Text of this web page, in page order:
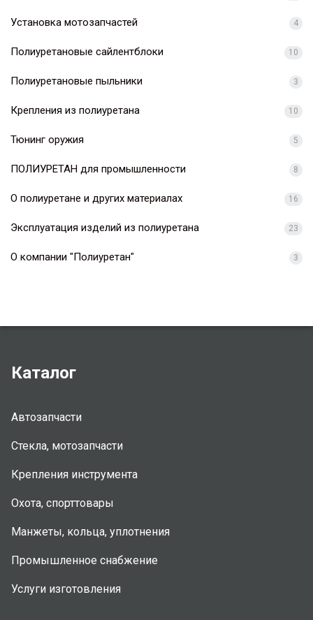
Установка мотозапчастей 4
Полиуретановые сайлентблоки 10
Полиуретановые пыльники 3
Крепления из полиуретана 10
Тюнинг оружия 5
ПОЛИУРЕТАН для промышленности 8
О полиуретане и других материалах 16
Эксплуатация изделий из полиуретана 23
О компании "Полиуретан" 3
Каталог
Автозапчасти
Стекла, мотозапчасти
Крепления инструмента
Охота, спорттовары
Манжеты, кольца, уплотнения
Промышленное снабжение
Услуги изготовления